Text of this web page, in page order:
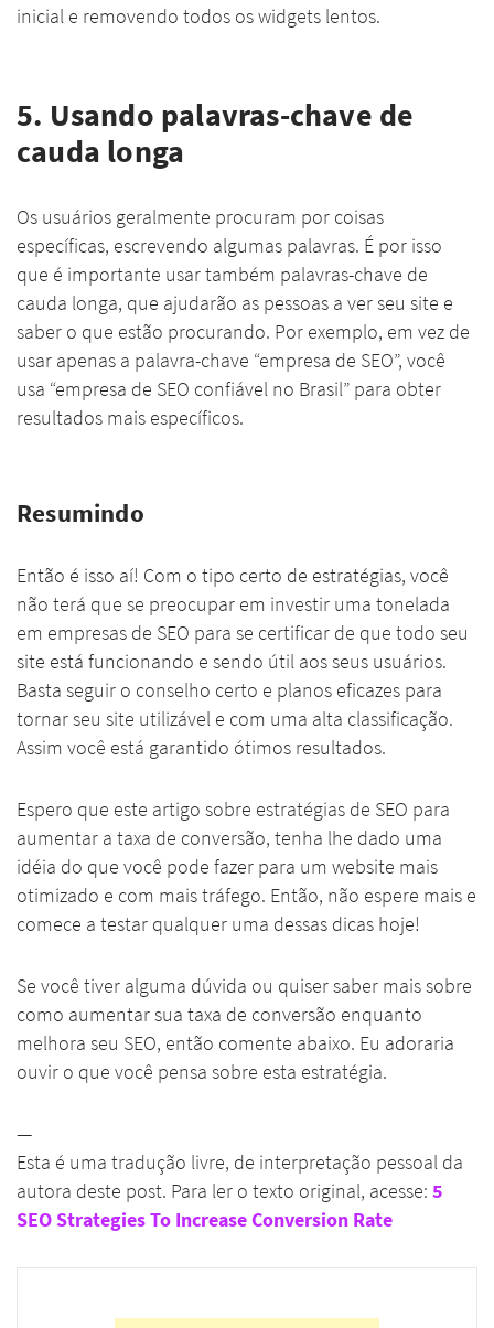
inicial e removendo todos os widgets lentos.
5. Usando palavras-chave de
cauda longa
Os usuários geralmente procuram por coisas
específicas, escrevendo algumas palavras. É por isso
que é importante usar também palavras-chave de
cauda longa, que ajudarão as pessoas a ver seu site e
saber o que estão procurando. Por exemplo, em vez de
usar apenas a palavra-chave “empresa de SEO”, você
usa “empresa de SEO confiável no Brasil” para obter
resultados mais específicos.
Resumindo
Então é isso aí! Com o tipo certo de estratégias, você
não terá que se preocupar em investir uma tonelada
em empresas de SEO para se certificar de que todo seu
site está funcionando e sendo útil aos seus usuários.
Basta seguir o conselho certo e planos eficazes para
tornar seu site utilizável e com uma alta classificação.
Assim você está garantido ótimos resultados.
Espero que este artigo sobre estratégias de SEO para
aumentar a taxa de conversão, tenha lhe dado uma
idéia do que você pode fazer para um website mais
otimizado e com mais tráfego. Então, não espere mais e
comece a testar qualquer uma dessas dicas hoje!
Se você tiver alguma dúvida ou quiser saber mais sobre
como aumentar sua taxa de conversão enquanto
melhora seu SEO, então comente abaixo. Eu adoraria
ouvir o que você pensa sobre esta estratégia.
—
Esta é uma tradução livre, de interpretação pessoal da
autora deste post. Para ler o texto original, acesse: 5
SEO Strategies To Increase Conversion Rate